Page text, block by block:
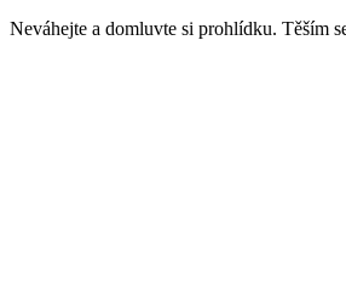
Neváhejte a domluvte si prohlídku. Těším